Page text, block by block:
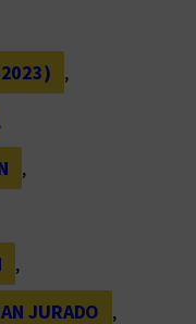
2023)
,
,
,
JURADO ,